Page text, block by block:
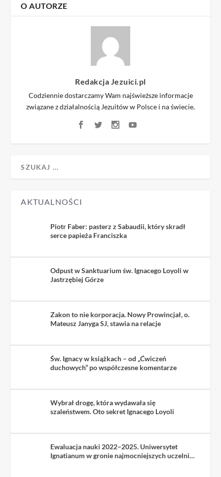
O AUTORZE
Redakcja Jezuici.pl
Codziennie dostarczamy Wam najświeższe informacje
związane z działalnością Jezuitów w Polsce i na świecie.
AKTUALNOŚCI
Piotr Faber: pasterz z Sabaudii, który skradł
serce papieża Franciszka
Odpust w Sanktuarium św. Ignacego Loyoli w
Jastrzębiej Górze
Zakon to nie korporacja. Nowy Prowincjał, o.
Mateusz Janyga SJ, stawia na relacje
Św. Ignacy w książkach – od „Ćwiczeń
duchowych” po współczesne komentarze
Wybrał drogę, która wydawała się
szaleństwem. Oto sekret Ignacego Loyoli
Ewaluacja nauki 2022–2025. Uniwersytet
Ignatianum w gronie najmocniejszych uczelni